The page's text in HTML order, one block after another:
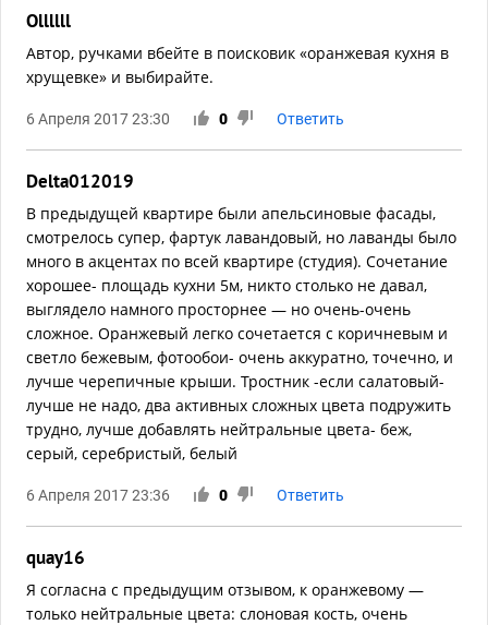
Ollllll
Автор, ручками вбейте в поисковик «оранжевая кухня в
хрущевке» и выбирайте.
6 Апреля 2017 23:30 0 Ответить
Delta012019
В предыдущей квартире были апельсиновые фасады,
смотрелось супер, фартук лавандовый, но лаванды было
много в акцентах по всей квартире (студия). Сочетание
хорошее- площадь кухни 5м, никто столько не давал,
выглядело намного просторнее — но очень-очень
сложное. Оранжевый легко сочетается с коричневым и
светло бежевым, фотообои- очень аккуратно, точечно, и
лучше черепичные крыши. Тростник -если салатовый-
лучше не надо, два активных сложных цвета подружить
трудно, лучше добавлять нейтральные цвета- беж,
серый, серебристый, белый
6 Апреля 2017 23:36 0 Ответить
quay16
Я согласна с предыдущим отзывом, к оранжевому —
только нейтральные цвета: слоновая кость, очень